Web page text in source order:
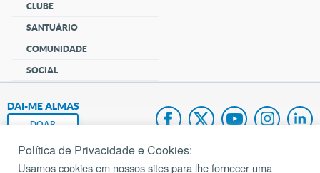
CLUBE
SANTUÁRIO
COMUNIDADE
SOCIAL
DAI-ME ALMAS
DOAR
Fundação João Paulo II
Política de Privacidade e Cookies:
Usamos cookies em nossos sites para lhe fornecer uma